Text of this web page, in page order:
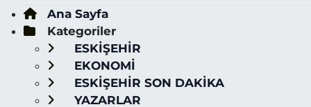
Ana Sayfa
Kategoriler
ESKİŞEHİR
EKONOMİ
ESKİŞEHİR SON DAKİKA
YAZARLAR